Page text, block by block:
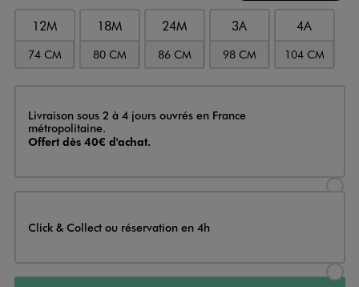
12M
74 CM
18M
80 CM
24M
86 CM
3A
98 CM
4A
104 CM
Livraison
Livraison sous 2 à 4 jours ouvrés en France
métropolitaine.
Offert dès 40€ d'achat.
Click & Collect ou réservation en 4h